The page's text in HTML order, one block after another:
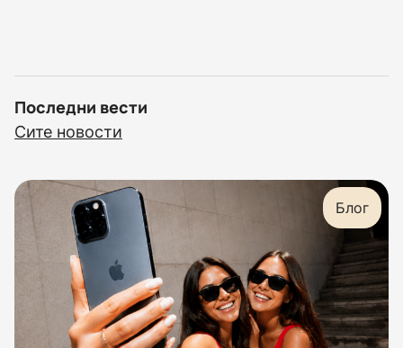
Последни вести
Сите новости
Блог